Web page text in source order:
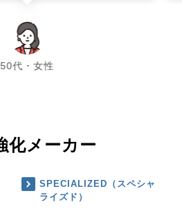
50代・女性
chevron_left chevron_right
化メーカー
SPECIALIZED（スペシャ
ライズド）